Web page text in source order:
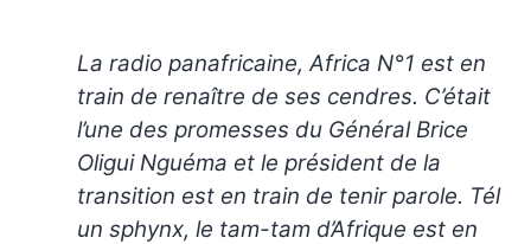
La radio panafricaine, Africa N°1 est en
train de renaître de ses cendres. C’était
l’une des promesses du Général Brice
Oligui Nguéma et le président de la
transition est en train de tenir parole. Tél
un sphynx, le tam-tam d’Afrique est en